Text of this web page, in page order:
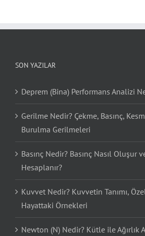
SON YAZILAR
Deprem (Bina) Performans Analizi
Gerilme Nedir? Çekme, Basınç,
Burulma Gerilmeleri
Basınç Nedir? Basınç Nasıl Oluşur
Hesaplanır?
Kuvvet Nedir? Kuvvetin Tanımı,
Hayattaki Örnekleri
Newton (N) Nedir? Kütle ile Ağırlık